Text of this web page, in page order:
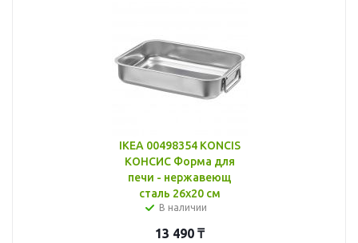
IKEA 00498354 KONCIS
КОНСИС Форма для
печи - нержавеющ
сталь 26x20 см
В наличии
13 490₸